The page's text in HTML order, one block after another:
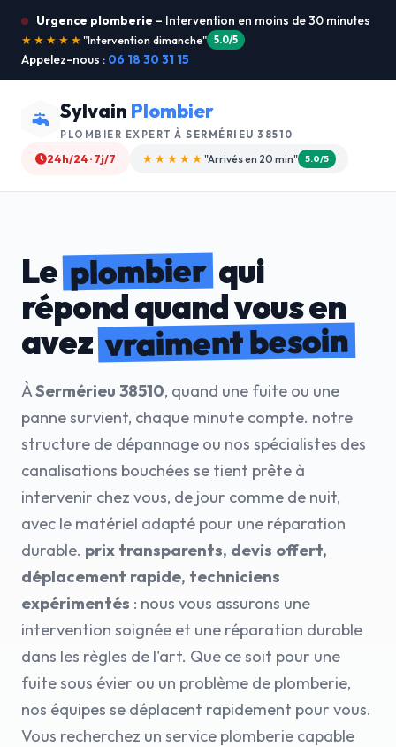
Urgence plomberie – Intervention en moins de 30 minutes
★★★★★"Je recommande !" 4.9/5
Appelez-nous : 06 18 30 31 15
Sylvain Plombier
PLOMBIER EXPERT À SERMÉRIEU 38510
24h/24 · 7j/7 ★★★★☆ "Devis gratuit" 4.8/5
Leplombierqui
répond quand vous en
avezvraiment besoin
ÀSermérieu 38510, quand une fuite ou une
panne survient, chaque minute compte. notre
structure de dépannage ou nos spécialistes des
canalisations bouchées se tient prête à
intervenir chez vous, de jour comme de nuit,
avec le matériel adapté pour une réparation
durable. prix transparents, devis offert,
déplacement rapide, techniciens
expérimentés : nous vous assurons une
intervention soignée et une réparation durable
dans les règles de l'art. Que ce soit pour une
fuite sous évier ou un problème de plomberie,
nos équipes se déplacent rapidement pour vous.
Vous recherchez un service plomberie capable